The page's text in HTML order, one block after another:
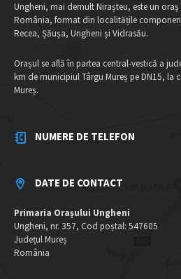
Ungheni, mai demult Nirașteu, este un
România, format din localitățile
Recea, Șăușa, Ungheni și Vidrasău.
Orașul se află în partea central-vestică a
km de municipiul Târgu Mureș pe DN15, la
Mureș.
NUMERE DE TELEFON
DATE DE CONTACT
Primaria Orașului Ungheni
Ungheni, nr. 357, Cod poștal: 547605
Județul Mureș
România